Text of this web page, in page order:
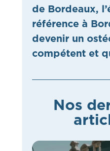
de Bordeaux,
référence à
devenir un
compétent et
Nos